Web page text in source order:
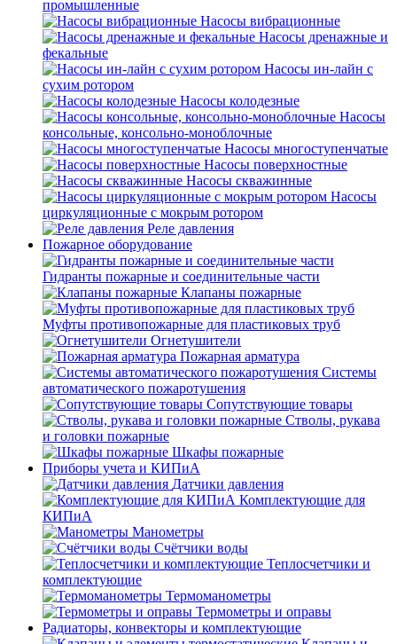
промышленные
Насосы вибрационные
Насосы дренажные и
фекальные
Насосы ин-лайн с
сухим ротором
Насосы колодезные
Насосы
консольные, консольно-моноблочные
Насосы многоступенчатые
Насосы поверхностные
Насосы скважинные
Насосы
циркуляционные с мокрым ротором
Реле давления
Пожарное оборудование
Гидранты пожарные и соединительные части
Клапаны пожарные
Муфты противопожарные для пластиковых труб
Огнетушители
Пожарная арматура
Системы
автоматического пожаротушения
Сопутствующие товары
Стволы, рукава
и головки пожарные
Шкафы пожарные
Приборы учета и КИПиА
Датчики давления
Комплектующие для
КИПиА
Манометры
Счётчики воды
Теплосчетчики и
комплектующие
Термоманометры
Термометры и оправы
Радиаторы, конвекторы и комплектующие